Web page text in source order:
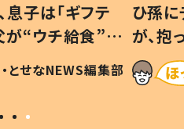
子は「ギフテ
が“ウチ給食”を
とは #令和の親
とせなNEWS編集部
ひ孫
が、
「涙が
い」